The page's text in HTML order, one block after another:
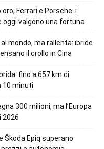
Ferrari e Porsche: i
oggi valgono una fortuna
mondo, ma rallenta: ibride
il crollo in Cina
fino a 657 km di
10 minuti
300 milioni, ma l’Europa
2026
Škoda Epiq superano